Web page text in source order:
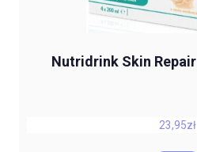
Nutridrink Skin
23,95zł